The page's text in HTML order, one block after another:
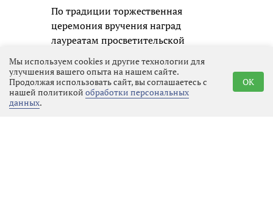
По традиции торжественная
церемония вручения наград
лауреатам просветительской
премии состоится в Москве.
Мы используем cookies и другие технологии для
улучшения вашего опыта на нашем сайте.
Продолжая использовать сайт, вы соглашаетесь с
нашей политикой обработки персональных
данных.
OK